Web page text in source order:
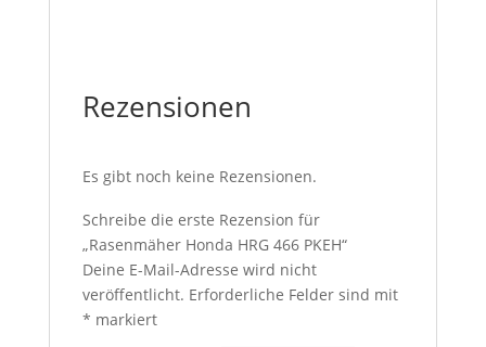
Rezensionen
Es gibt noch keine Rezensionen.
Schreibe die erste Rezension für
„Rasenmäher Honda HRG 466 PKEH“
Deine E-Mail-Adresse wird nicht
veröffentlicht. Erforderliche Felder sind mit
* markiert